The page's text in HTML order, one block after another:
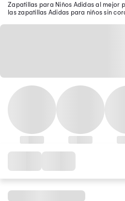
Zapatillas para Niños Adidas al mejor
las zapatillas Adidas para niños sin